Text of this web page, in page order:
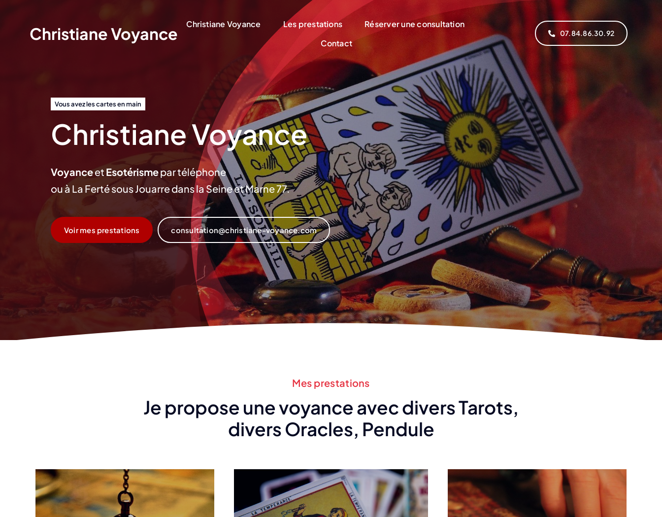
contenuChristiane Voyance Christiane Voyance Les prestations
Réserver une consultation
Contact
07.84.86.30.92
Vous avez les cartes en main
Christiane Voyance
Voyanceet Esotérismepar téléphone
ou à La Ferté sous Jouarre dans la Seine et Marne 77.
Voir mes prestations consultation@christiane-voyance.com
Mes prestations
Je propose une voyance avec divers Tarots,
divers Oracles, Pendule